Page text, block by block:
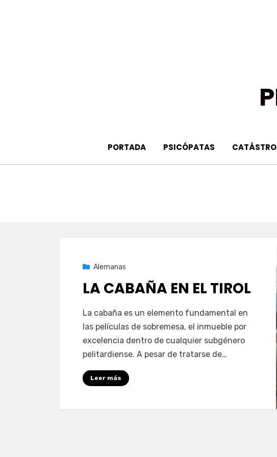
PORTADA PSICÓPATAS
Publicada
17 de mayo de 2021
Alemanas
LA CABAÑA EN EL TIROL
porPeliDeTarde
1 comentario en
La cabaña es un elemento fundamental en
las películas de sobremesa, el inmueble por
excelencia dentro de cualquier subgénero
pelitardiense. A pesar de tratarse de…
Leer más